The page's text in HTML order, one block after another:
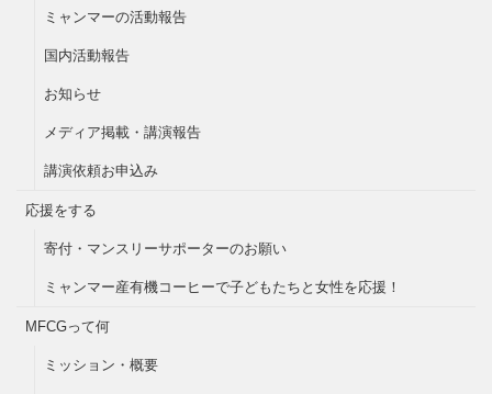
ミャンマーの活動報告
国内活動報告
お知らせ
メディア掲載・講演報告
講演依頼お申込み
応援をする
寄付・マンスリーサポーターのお願い
ミャンマー産有機コーヒーで子どもたちと女性を応援！
MFCGって何
ミッション・概要